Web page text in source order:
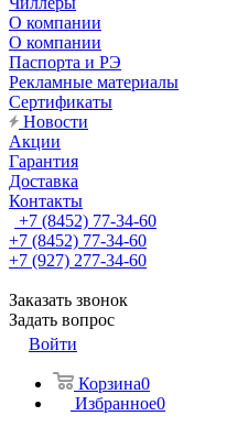
О компании
О компании
Паспорта и РЭ
Рекламные материалы
Сертификаты
Новости
Акции
Гарантия
Доставка
Контакты
+7 (8452) 77-34-60
+7 (8452) 77-34-60
+7 (927) 277-34-60
Заказать звонок
Задать вопрос
Войти
Корзина0
Избранное0